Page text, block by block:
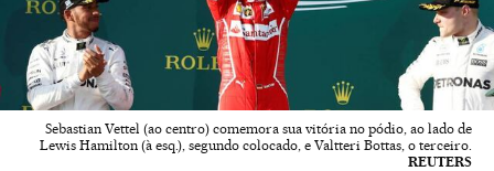
Sebastian Vettel (ao centro) comemora sua vitória no pódio, ao lado de
Lewis Hamilton (à esq.), segundo colocado, e Valtteri Bottas, o terceiro.
REUTERS